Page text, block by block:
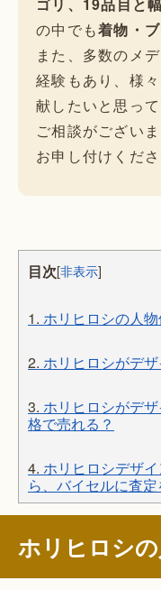
の中でも着物・
また、多数のメ
経験もあり、様
献したいと思っ
ご相談がござい
お申し付けくださ
目次[非表示]
1. ホリヒロシの人
2. ホリヒロシがデ
3. ホリヒロシがデ
格で売れる？
4. ホリヒロシデザ
ら、バイセルに査
ホリヒロシ